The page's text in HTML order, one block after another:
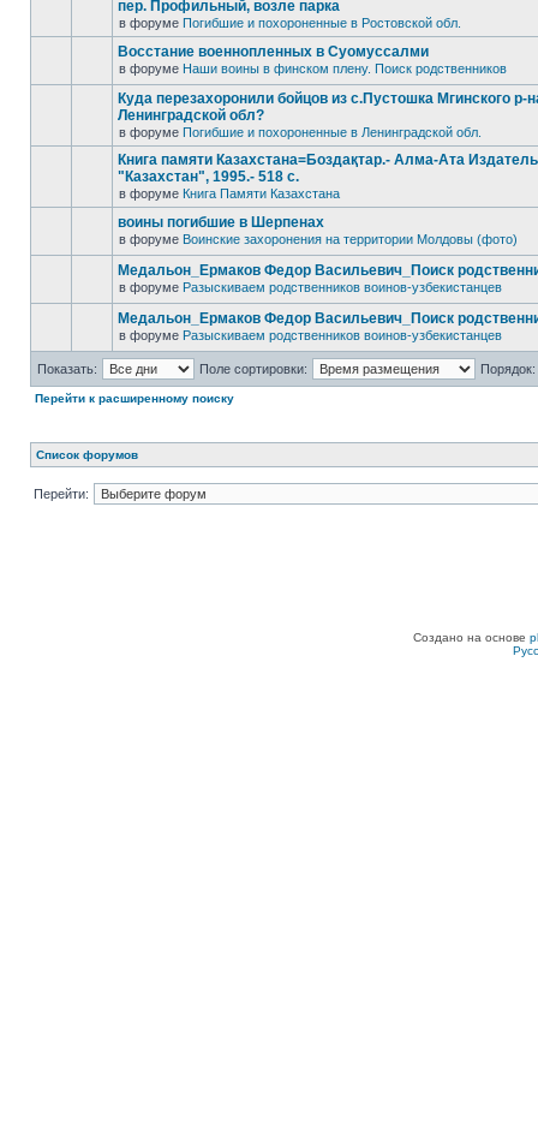
пер. Профильный, возле парка
в форуме Погибшие и похороненные в Ростовской обл.
Восстание военнопленных в Суомуссалми
в форуме Наши воины в финском плену. Поиск родственников
Куда перезахоронили бойцов из с.Пустошка Мгинского р-
Ленинградской обл?
в форуме Погибшие и похороненные в Ленинградской обл.
Книга памяти Казахстана=Боздақтар.- Алма-Ата
"Казахстан", 1995.- 518 с.
в форуме Книга Памяти Казахстана
воины погибшие в Шерпенах
в форуме Воинские захоронения на территории Молдовы (фото)
Медальон_Ермаков Федор Васильевич_Поиск
в форуме Разыскиваем родственников воинов-узбекистанцев
Медальон_Ермаков Федор Васильевич_Поиск
в форуме Разыскиваем родственников воинов-узбекистанцев
Показать: Поле сортировки: Порядок:
Перейти к расширенному поиску
Список форумов
Перейти:
Создано на основе